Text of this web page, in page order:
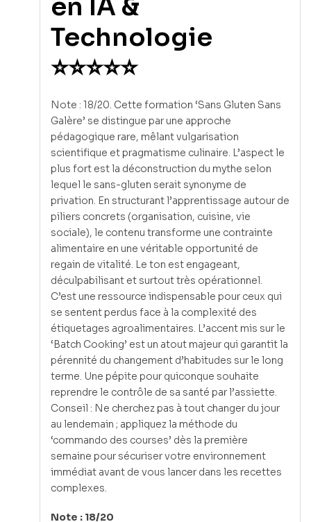
en IA &
Technologie
⭐⭐⭐⭐⭐
Note : 18/20. Cette formation ‘Sans Gluten Sans
Galère’ se distingue par une approche
pédagogique rare, mêlant vulgarisation
scientifique et pragmatisme culinaire. L’aspect le
plus fort est la déconstruction du mythe selon
lequel le sans-gluten serait synonyme de
privation. En structurant l’apprentissage autour de
piliers concrets (organisation, cuisine, vie
sociale), le contenu transforme une contrainte
alimentaire en une véritable opportunité de
regain de vitalité. Le ton est engageant,
déculpabilisant et surtout très opérationnel.
C’est une ressource indispensable pour ceux qui
se sentent perdus face à la complexité des
étiquetages agroalimentaires. L’accent mis sur le
‘Batch Cooking’ est un atout majeur qui garantit la
pérennité du changement d’habitudes sur le long
terme. Une pépite pour quiconque souhaite
reprendre le contrôle de sa santé par l’assiette.
Conseil : Ne cherchez pas à tout changer du jour
au lendemain ; appliquez la méthode du
‘commando des courses’ dès la première
semaine pour sécuriser votre environnement
immédiat avant de vous lancer dans les recettes
complexes.
Note : 18/20